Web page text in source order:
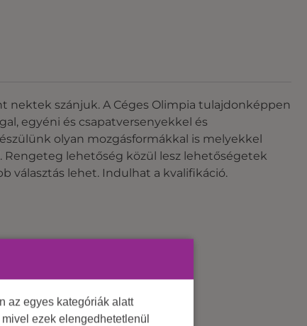
nektek szánjuk. A Céges Olimpia tulajdonképpen
egyéni és csapatversenyekkel és
olyan mozgásformákkal is melyekkel
lehetőség közül lesz lehetőségetek
választás lehet. Indulhat a kvalifikáció.
az egyes kategóriák alatt
ezek elengedhetetlenül